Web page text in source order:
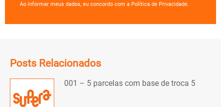
Ao informar meus dados, eu concordo com a Política de Privacidade.
Posts Relacionados
001 – 5 parcelas com base de troca 5